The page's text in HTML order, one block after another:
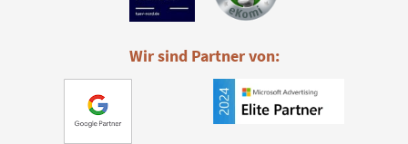
Wir sind Partner von: